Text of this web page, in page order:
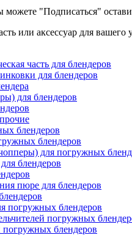
"Подписаться"
или аксессуар для вашего
часть для блендеров
для блендеров
для блендеров
блендеров
блендеров
для погружных
блендеров
пюре для блендеров
погружных блендеров
погружных
погружных блендеров